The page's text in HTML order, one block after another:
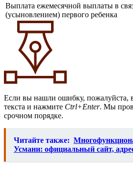
Выплата ежемесячной выплаты в
(усыновлением) первого ребенка
Если вы нашли ошибку, пожалуйста,
текста и нажмите Ctrl+Enter. Мы
срочном порядке.
Читайте также:
Усмани: официальный сайт,